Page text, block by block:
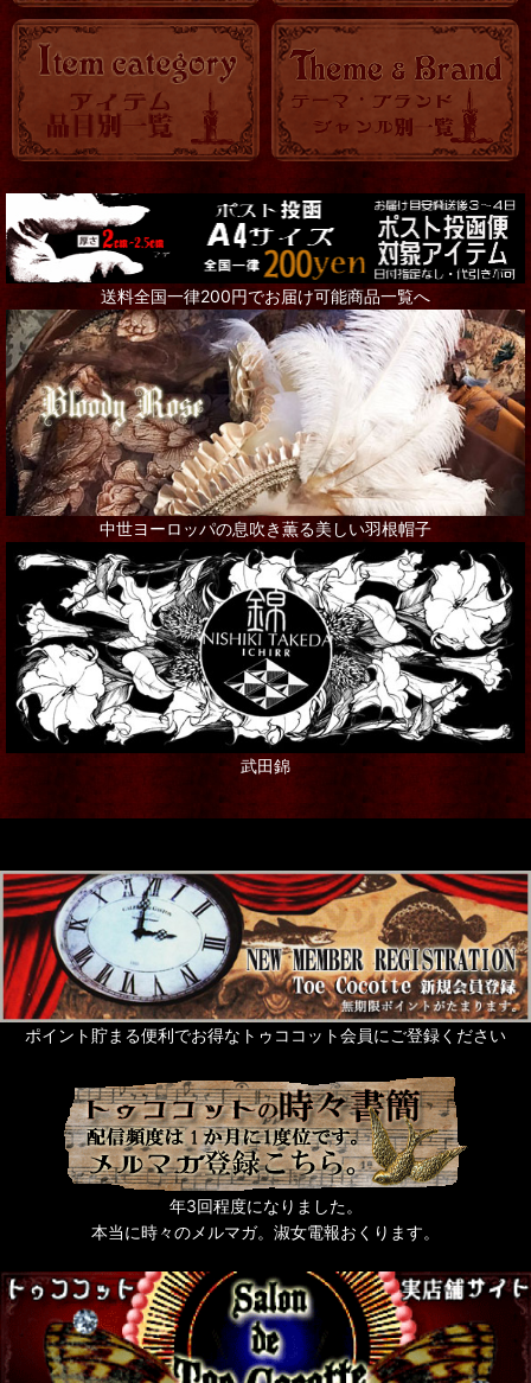
送料全国一律200円でお届け可能商品一覧へ
中世ヨーロッパの息吹き薫る美しい羽根帽子
武田錦
ポイント貯まる便利でお得なトゥココット会員にご登録ください
年3回程度になりました。
本当に時々のメルマガ。淑女電報おくります。